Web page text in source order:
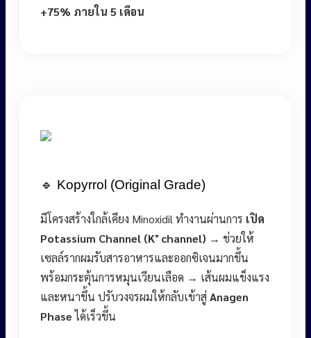
+75% ภายใน 5 เดือน
🔹 Kopyrrol (Original Grade)
มีโครงสร้างใกล้เคียง Minoxidil ทำงานผ่านการ เปิด
Potassium Channel (K⁺ channel) → ช่วยให้
เซลล์รากผมรับสารอาหารและออกซิเจนมากขึ้น
พร้อมกระตุ้นการหมุนเวียนเลือด → เส้นผมแข็งแรง
และหนาขึ้น ปรับวงจรผมให้กลับเข้าสู่Anagen
Phaseได้เร็วขึ้น